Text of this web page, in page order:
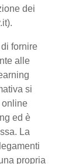
dei
fornire
alle
si
online
ed è
La
propria